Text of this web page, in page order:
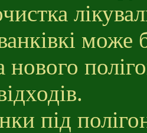
нового
під